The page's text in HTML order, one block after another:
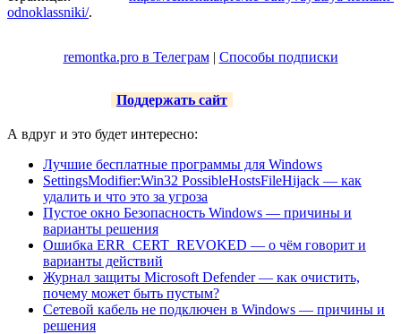
odnoklassniki/.
remontka.pro в Телеграм| Способы подписки
Поддержать сайт
А вдруг и это будет интересно:
Лучшие бесплатные программы для Windows
SettingsModifier:Win32 PossibleHostsFileHijack — как
удалить и что это за угроза
Пустое окно Безопасность Windows — причины и
варианты решения
Ошибка ERR_CERT_REVOKED — о чём говорит и
варианты действий
Журнал защиты Microsoft Defender — как очистить,
почему может быть пустым?
Сетевой кабель не подключен в Windows — причины и
решения